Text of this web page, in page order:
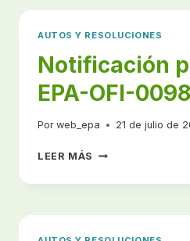
00489-
DE
LUNES,
27
DE
JULIO
AUTOS Y RESOLUCIONES
Notificación
EPA-OFI-
Por web_epa 21 de julio de
LEER MÁS NOTIFICACIÓN
AVISO
OFI-